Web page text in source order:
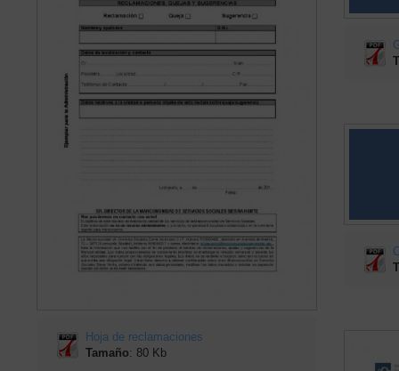
Hoja de reclamaciones
Tamaño: 80 Kb